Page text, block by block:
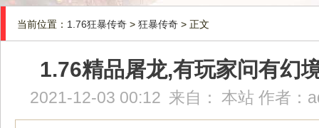
当前位置： 1.76狂暴传奇 > 狂暴传奇 > 正文
1.76精品屠龙,有玩家问有幻
2021-12-03 00:12 来自： 本站 作者：